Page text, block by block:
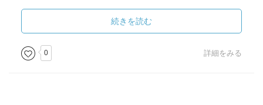
きのこや納豆など、うまく取り入れたいです。
続きを読む
0 詳細をみる